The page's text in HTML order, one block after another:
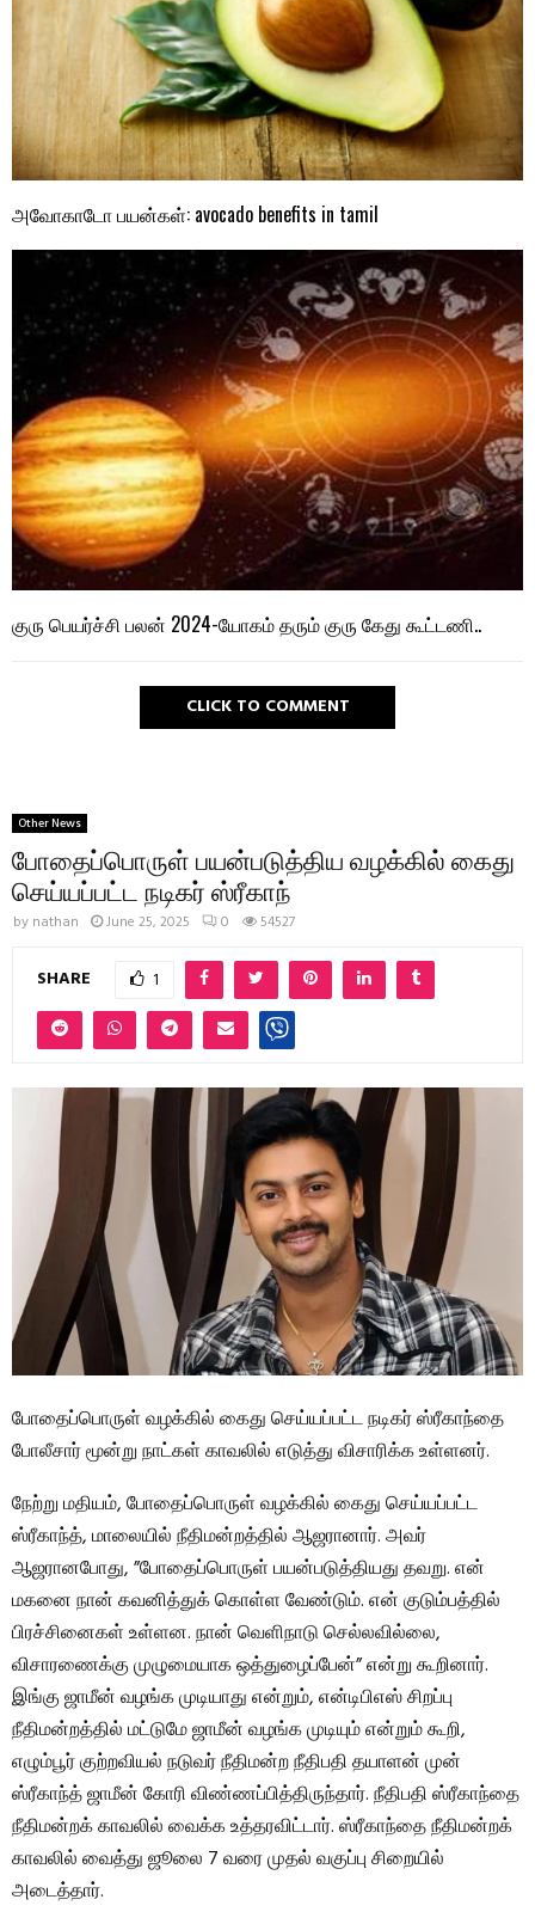
அவோகாடோ பயன்கள்: avocado benefits in tamil
குரு பெயர்ச்சி பலன் 2024-யோகம் தரும் குரு கேது கூட்டணி..
CLICK TO COMMENT
Other News
போதைப்பொருள் பயன்படுத்திய வழக்கில் கைது
செய்யப்பட்ட நடிகர் ஸ்ரீகாந்
by nathan June 25, 2025 0 54527
SHARE 1
போதைப்பொருள் வழக்கில் கைது செய்யப்பட்ட நடிகர் ஸ்ரீகாந்தை
போலீசார் மூன்று நாட்கள் காவலில் எடுத்து விசாரிக்க உள்ளனர்.
நேற்று மதியம், போதைப்பொருள் வழக்கில் கைது செய்யப்பட்ட
ஸ்ரீகாந்த், மாலையில் நீதிமன்றத்தில் ஆஜரானார். அவர்
ஆஜரானபோது, ​​”போதைப்பொருள் பயன்படுத்தியது தவறு. என்
மகனை நான் கவனித்துக் கொள்ள வேண்டும். என் குடும்பத்தில்
பிரச்சினைகள் உள்ளன. நான் வெளிநாடு செல்லவில்லை,
விசாரணைக்கு முழுமையாக ஒத்துழைப்பேன்” என்று கூறினார்.
இங்கு ஜாமீன் வழங்க முடியாது என்றும், என்டிபிஎஸ் சிறப்பு
நீதிமன்றத்தில் மட்டுமே ஜாமீன் வழங்க முடியும் என்றும் கூறி,
எழும்பூர் குற்றவியல் நடுவர் நீதிமன்ற நீதிபதி தயாளன் முன்
ஸ்ரீகாந்த் ஜாமீன் கோரி விண்ணப்பித்திருந்தார். நீதிபதி ஸ்ரீகாந்தை
நீதிமன்றக் காவலில் வைக்க உத்தரவிட்டார். ஸ்ரீகாந்தை நீதிமன்றக்
காவலில் வைத்து ஜூலை 7 வரை முதல் வகுப்பு சிறையில்
அடைத்தார்.